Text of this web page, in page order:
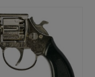
300cm i rampa
samochodów
73,00 zł